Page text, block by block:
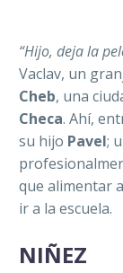
“Hijo, deja la
Vaclav, un
Cheb, una
Checa. Ahí,
su hijo Pavel;
que alimentar
ir a la escuela.
NIÑEZ